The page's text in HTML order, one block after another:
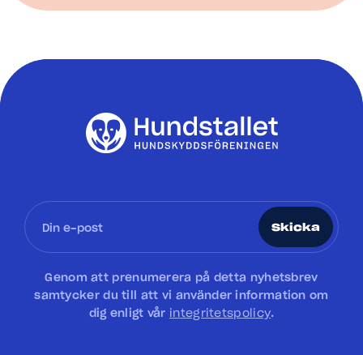
Skicka
Genom att prenumerera på detta nyhetsbrev
samtycker du till att vi använder information om
dig enligt vår integritetspolicy.